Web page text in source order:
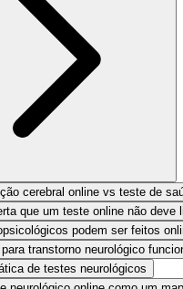
cerebral online vs teste de
que um teste online não deve
podem ser feitos
transtorno neurológico
de testes neurológicos